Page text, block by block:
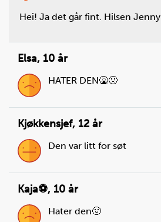
Hei! Ja det går fint. Hilsen Jenny
Elsa, 10 år
HATER DEN🤮🤢
Kjøkkensjef, 12 år
Den var litt for søt
Kaja⚽️, 10 år
Hater den🤢